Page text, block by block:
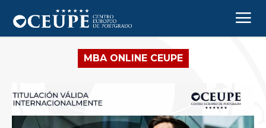
MBA ONLINE CEUPE